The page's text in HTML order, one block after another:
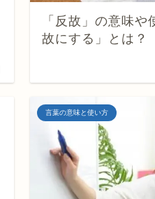
「反故」の意味
故にする」とは？
言葉の意味と使い方